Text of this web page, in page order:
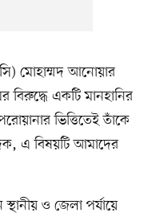
মোহাম্মদ আনোয়ার
একটি মানহানির
ভিত্তিতেই তাঁকে
এ বিষয়টি আমাদের
ও জেলা পর্যায়ে